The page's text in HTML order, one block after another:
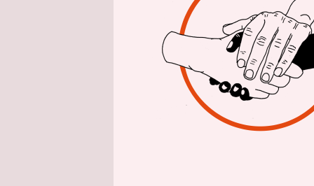
Grube in
Rund
rund 100
500